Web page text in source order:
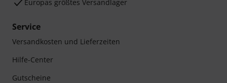
Europas größtes Versandlager
Service
Versandkosten und Lieferzeiten
Hilfe-Center
Gutscheine